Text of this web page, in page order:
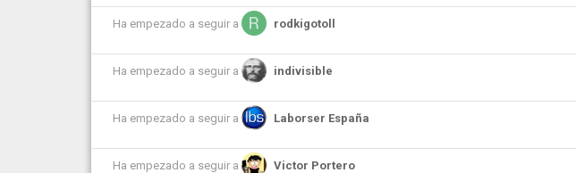
Ha empezado a seguir a rodkigotoll
Ha empezado a seguir a indivisible
Ha empezado a seguir a Laborser España
Ha empezado a seguir a Victor Portero